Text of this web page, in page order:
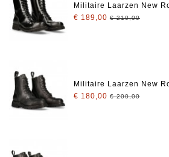
Militaire Laarzen New
€ 189,00 € 210,00
Militaire Laarzen New
€ 180,00 € 200,00